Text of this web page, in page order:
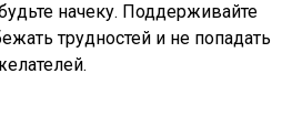
начеку. Поддерживайте
трудностей и не попадать